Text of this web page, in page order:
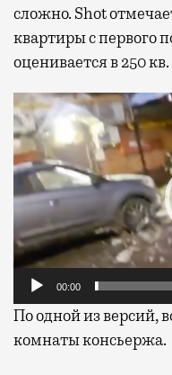
сложно. Shot
квартиры с первого
оценивается в 250
Видеоплеер
00:00
По одной из версий,
комнаты консьержа.